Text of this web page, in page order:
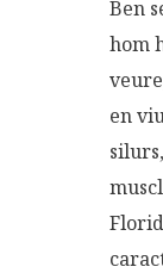
Ben
hom
en